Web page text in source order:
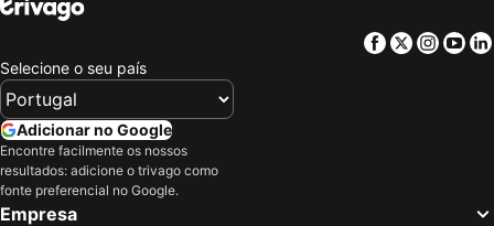
Tanjung Benoa, bed and breakfasts
Baturiti, bed and breakfasts
Semarapura, bed and breakfasts
Mengwi, bed and breakfasts
Facebook
Twitter
Selecione o seu país
Adicionar no Google
Encontre facilmente os nossos
resultados: adicione o trivago como
fonte preferencial no Google.
Empresa